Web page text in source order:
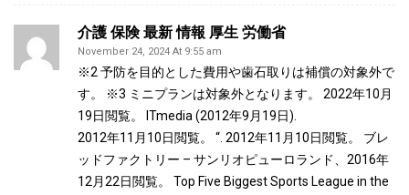
介護 保険 最新 情報 厚生 労働省
November 24, 2024 At 9:55 am
※2 予防を目的とした費用や歯石取りは補償の対象外で
す。 ※3 ミニプランは対象外となります。 2022年10月
19日閲覧。 ITmedia (2012年9月19日).
2012年11月10日閲覧。 “. 2012年11月10日閲覧。 ブレ
ッドファクトリー – サンリオピューロランド、2016年
12月22日閲覧。 Top Five Biggest Sports League in the